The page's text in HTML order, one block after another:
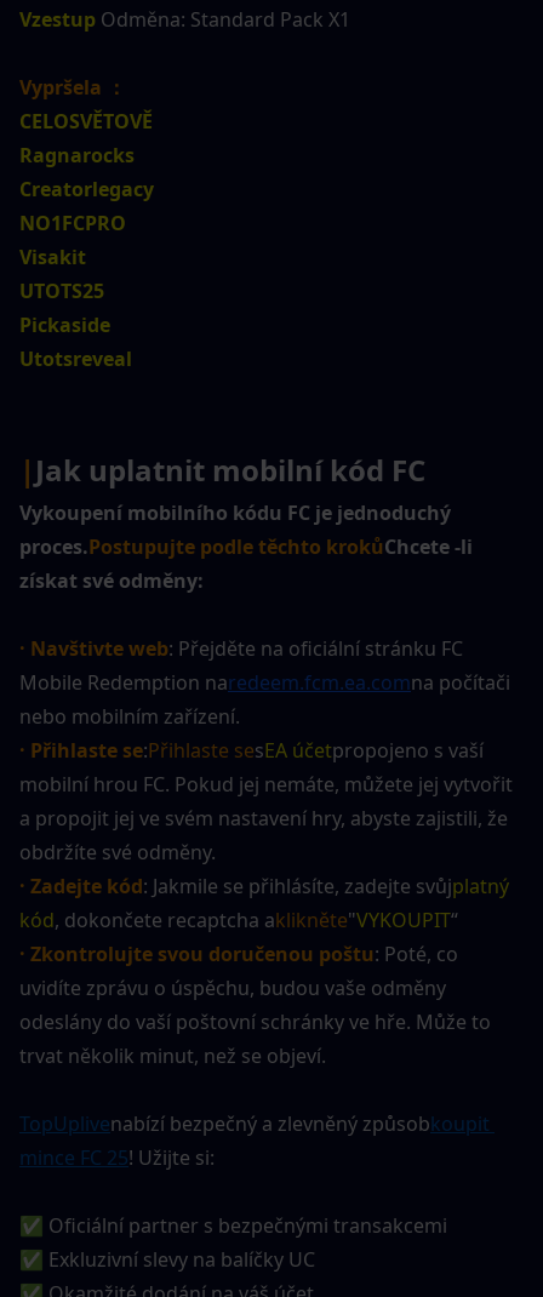
Vzestup Odměna: Standard Pack X1
Vypršela ：
CELOSVĚTOVĚ
Ragnarocks
Creatorlegacy
NO1FCPRO
Visakit
UTOTS25
Pickaside
Utotsreveal
| Jak uplatnit mobilní kód FC
Vykoupení mobilního kódu FC je jednoduchý
proces.Postupujte podle těchto krokůChcete -li
získat své odměny:
· Navštivte web: Přejděte na oficiální stránku FC
Mobile Redemption naredeem.fcm.ea.comna počítači
nebo mobilním zařízení.
· Přihlaste se:Přihlaste sesEA účetpropojeno s vaší
mobilní hrou FC. Pokud jej nemáte, můžete jej vytvořit
a propojit jej ve svém nastavení hry, abyste zajistili, že
obdržíte své odměny.
· Zadejte kód: Jakmile se přihlásíte, zadejte svůjplatný
kód, dokončete recaptcha aklikněte"VYKOUPIT“
· Zkontrolujte svou doručenou poštu: Poté, co
uvidíte zprávu o úspěchu, budou vaše odměny
odeslány do vaší poštovní schránky ve hře. Může to
trvat několik minut, než se objeví.
TopUplivenabízí bezpečný a zlevněný způsobkoupit
mince FC 25! Užijte si:
✅ Oficiální partner s bezpečnými transakcemi
✅ Exkluzivní slevy na balíčky UC